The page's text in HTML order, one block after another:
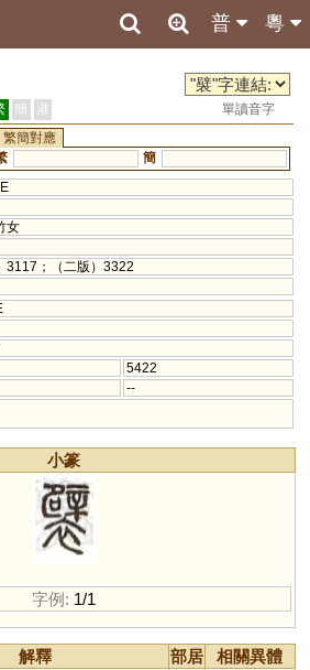
粵
普
簡 港
單讀音字
繁簡對應
簡
女
3117；（二版）3322
5422
--
小篆
字例: 1/1
解釋 部居
相關異體